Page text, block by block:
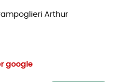
Arthur
google